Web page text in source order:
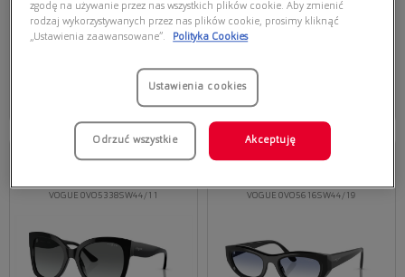
Najniższa cena z 30 dni przed
Najniższa cena z 30 dni przed
VOGUE 0VO5338S W44/11
wirtualnie
VOGUE 0VO5616S W44/19
zgodę na używanie przez nas wszystkich plików cookie. Aby zmienić
rodzaj wykorzystywanych przez nas plików cookie, prosimy kliknąć
„Ustawienia zaawansowane”.
Polityka Cookies
Ustawienia cookies
Odrzuć wszystkie Akceptuję